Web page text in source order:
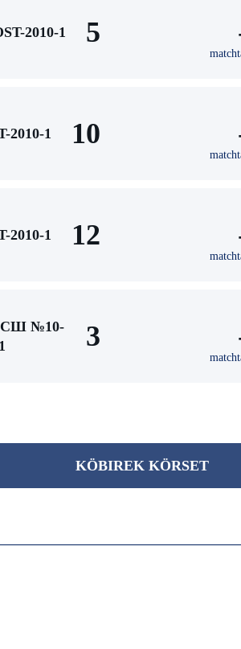
2010-1 5
2010-1 10
2010-1 12
№10-
3
KÖBІREK KÖRSET